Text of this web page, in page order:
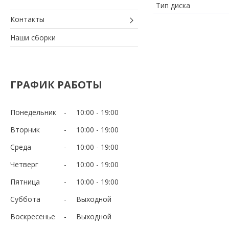
Контакты
Наши сборки
ГРАФИК РАБОТЫ
Понедельник 10:00
19:00
Вторник
10:00
19:00
Среда
10:00
19:00
Четверг
10:00
19:00
Пятница
10:00
19:00
Суббота
Выходной
Воскресенье
Выходной
Тип диска